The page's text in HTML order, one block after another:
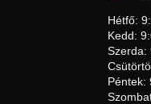
Hétfő:
Kedd:
Szerda:
Péntek: